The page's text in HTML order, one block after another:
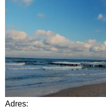
Adres: